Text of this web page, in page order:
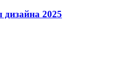
2025